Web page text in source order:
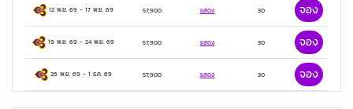
12 พ.ย. 69- 17 พ.ย. 69 57,900 แสดง 30 จอง
19 พ.ย. 69- 24 พ.ย. 69 57,900 แสดง 30 จอง
26 พ.ย. 69- 1 ธ.ค. 69 57,900 แสดง 30 จอง